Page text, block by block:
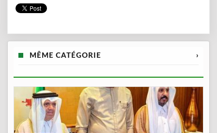
MÊME CATÉGORIE ›